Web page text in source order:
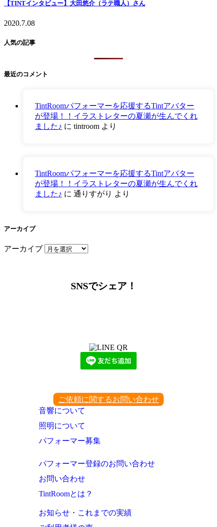
【TINTインタビュー】大田悠介（ラテ職人）さん
2020.7.08
人気の記事
最近のコメント
TintRoomパフォーマーを応援するTintアバター
が登場！！イラストレターの夏瀬が生んでくれ
ました♪ に tintroom より
TintRoomパフォーマーを応援するTintアバター
が登場！！イラストレターの夏瀬が生んでくれ
ました♪ に 通りすがり より
アーカイブ
アーカイブ
SNSでシェア！
ご依頼に関するお問い合わせ
音響について
照明について
パフォーマー募集
パフォーマー登録のお問い合わせ
お問い合わせ
TintRoomとは？
お知らせ・これまでの実績